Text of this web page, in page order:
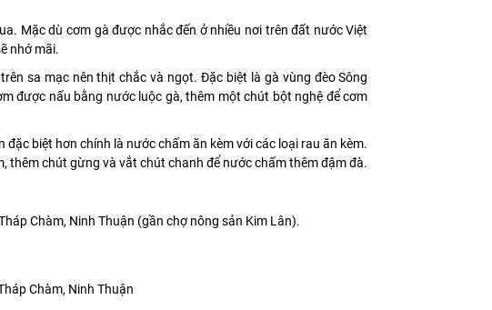
Mặc dù cơm gà được nhắc đến ở nhiều nơi trên đất nước Việt
nhớ mãi.
sa mạc nên thịt chắc và ngọt. Đặc biệt là gà vùng đèo Sông
được nấu bằng nước luộc gà, thêm một chút bột nghệ để cơm
biệt hơn chính là nước chấm ăn kèm với các loại rau ăn kèm.
thêm chút gừng và vắt chút chanh để nước chấm thêm đậm đà.
Chàm, Ninh Thuận (gần chợ nông sản Kim Lân).
Chàm, Ninh Thuận